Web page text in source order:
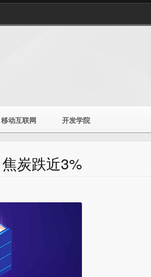
移动互联网 开发学院
炭跌近3%